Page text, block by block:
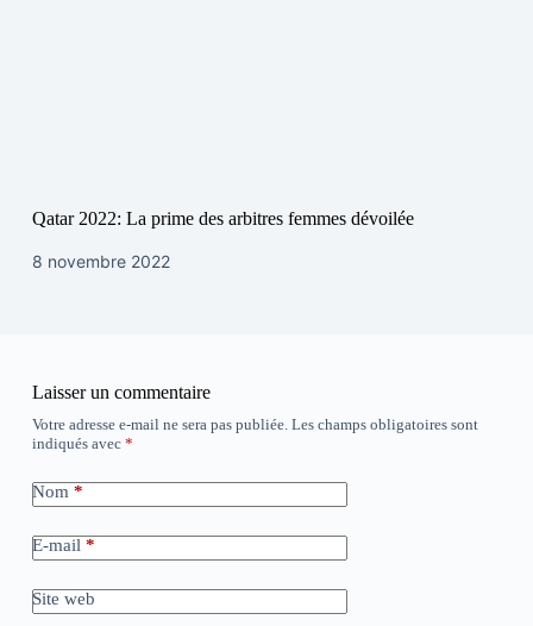
Qatar 2022: La prime des arbitres femmes dévoilée
8 novembre 2022
Laisser un commentaire
Votre adresse e-mail ne sera pas publiée. Les champs obligatoires sont
indiqués avec *
Nom *
E-mail *
Site web